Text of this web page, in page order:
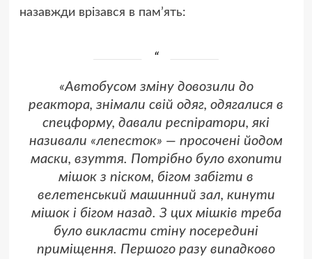
назавжди врізався в пам’ять:
«Автобусом зміну довозили до
реактора, знімали свій одяг, одягалися в
спецформу, давали респіратори, які
називали «лепесток» — просочені йодом
маски, взуття. Потрібно було вхопити
мішок з піском, бігом забігти в
велетенський машинний зал, кинути
мішок і бігом назад. З цих мішків треба
було викласти стіну посередині
приміщення. Першого разу випадково